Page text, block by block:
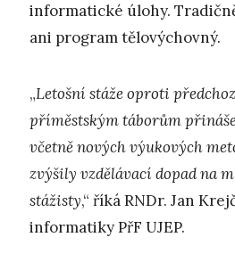
informatické úlohy.
ani program tělovýchovný.
„Letošní stáže oproti
příměstským táborům
včetně nových výukových
zvýšily vzdělávací dopad na
stážisty,“ říká RNDr. Jan
informatiky PřF UJEP.